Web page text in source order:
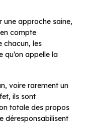
une approche saine,
compte
chacun, les
qu’on appelle la
voire rarement un
ils sont
totale des propos
déresponsabilisent